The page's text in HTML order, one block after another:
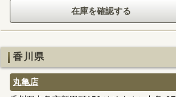
香川県
丸亀店